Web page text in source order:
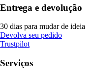
Entrega e devolução
30 dias para mudar de ideia
Devolva seu pedido
Trustpilot
Serviços